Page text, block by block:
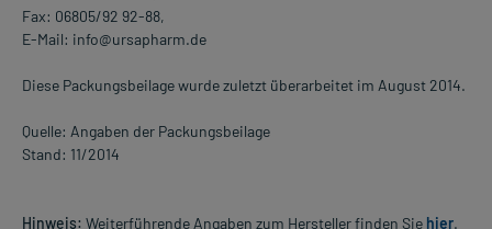
Fax: 06805/92 92-88,
E-Mail: info@ursapharm.de
Diese Packungsbeilage wurde zuletzt überarbeitet im August 2014.
Quelle: Angaben der Packungsbeilage
Stand: 11/2014
Hinweis: Weiterführende Angaben zum Hersteller finden Sie hier.